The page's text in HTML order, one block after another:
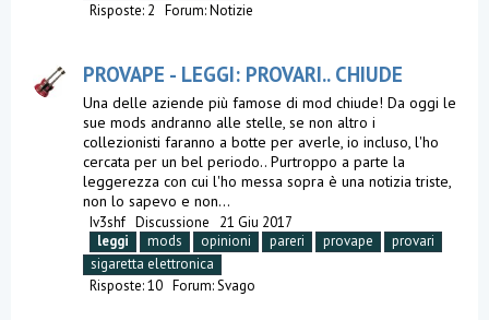
Risposte: 2 Forum:Notizie
PROVAPE - LEGGI: PROVARI.. CHIUDE
Una delle aziende più famose di mod chiude! Da oggi le
sue mods andranno alle stelle, se non altro i
collezionisti faranno a botte per averle, io incluso, l'ho
cercata per un bel periodo.. Purtroppo a parte la
leggerezza con cui l'ho messa sopra è una notizia triste,
non lo sapevo e non...
Iv3shf Discussione
21 Giu 2017
leggi
mods opinioni pareri provape
provari
sigaretta elettronica
Risposte: 10 Forum:Svago